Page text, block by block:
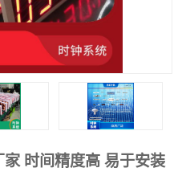
时间精度高 易于安装